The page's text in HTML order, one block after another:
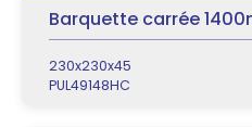
Barquette carrée
230x230x45
PUL49148HC